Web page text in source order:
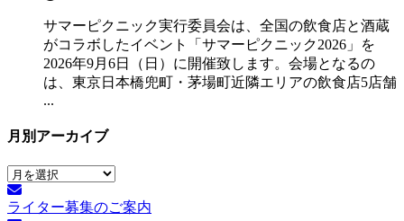
サマーピクニック実⾏委員会は、全国の飲⾷店と酒蔵
がコラボしたイベント「サマーピクニック2026」を
2026年9月6日（日）に開催致します。会場となるの
は、東京日本橋兜町・茅場町近隣エリアの飲食店5店舗
...
月別アーカイブ
月
別
ア
ライター募集のご案内